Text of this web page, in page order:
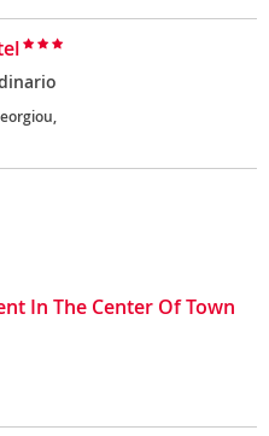
In The Center Of Town